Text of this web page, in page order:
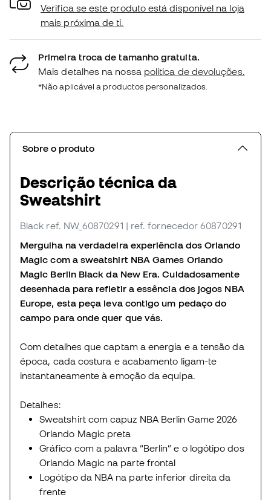
Verifica se este produto está disponível na loja
mais próxima de ti.
Primeira troca de tamanho gratuita.
Mais detalhes na nossa política de devoluções.
*Não aplicável a productos personalizados.
Sobre o produto
Descrição técnica da
Sweatshirt
Black ref. NW_60870291 | ref. fornecedor 60870291
Mergulha na verdadeira experiência dos Orlando
Magic com a sweatshirt NBA Games Orlando
Magic Berlin Black da New Era. Cuidadosamente
desenhada para refletir a essência dos jogos NBA
Europe, esta peça leva contigo um pedaço do
campo para onde quer que vás.
Com detalhes que captam a energia e a tensão da
época, cada costura e acabamento ligam-te
instantaneamente à emoção da equipa.
Detalhes:
Sweatshirt com capuz NBA Berlin Game 2026
Orlando Magic preta
Gráfico com a palavra “Berlin” e o logótipo dos
Orlando Magic na parte frontal
Logótipo da NBA na parte inferior direita da
frente